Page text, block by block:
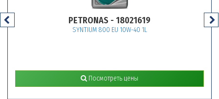
PETRONAS - 18021619
SYNTIUM 800 EU 10W-40 1L
Посмотреть цены